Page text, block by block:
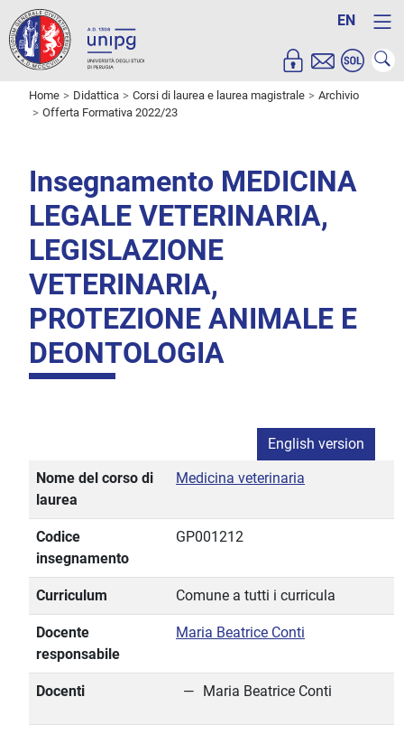
EN
Home Didattica Corsi di laurea e laurea magistrale
Archivio
Offerta Formativa 2022/23
Insegnamento MEDICINA
LEGALE VETERINARIA,
LEGISLAZIONE
VETERINARIA,
PROTEZIONE ANIMALE E
DEONTOLOGIA
English version
Nome del corso di
laurea
Medicina veterinaria
Codice
insegnamento
GP001212
Curriculum Comune a tutti i curricula
Docente
responsabile
Maria Beatrice Conti
Docenti Maria Beatrice Conti